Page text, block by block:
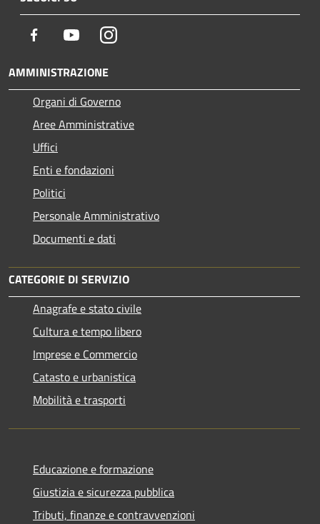
Facebook YoutubeInstagram
AMMINISTRAZIONE
Organi di Governo
Aree Amministrative
Uffici
Enti e fondazioni
Politici
Personale Amministrativo
Documenti e dati
CATEGORIE DI SERVIZIO
Anagrafe e stato civile
Cultura e tempo libero
Imprese e Commercio
Catasto e urbanistica
Mobilità e trasporti
Educazione e formazione
Giustizia e sicurezza pubblica
Tributi, finanze e contravvenzioni